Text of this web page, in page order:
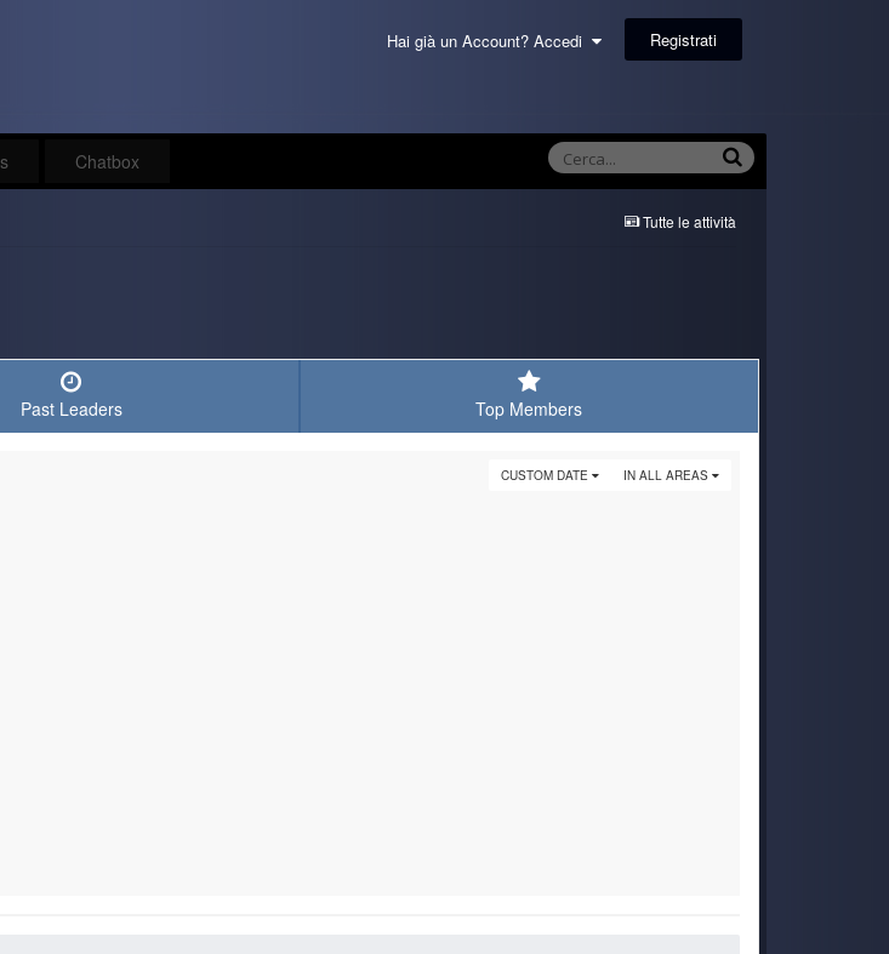
Hai già un Account? Accedi Registrati
Chatbox
Tutte le attività
Past Leaders Top Members
IN ALL AREAS
CUSTOM DATE